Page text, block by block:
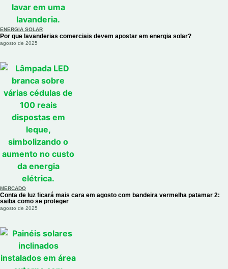
ENERGIA SOLAR
Por que lavanderias comerciais devem apostar em energia solar?
agosto de 2025
MERCADO
Conta de luz ficará mais cara em agosto com bandeira vermelha patamar 2:
saiba como se proteger
agosto de 2025